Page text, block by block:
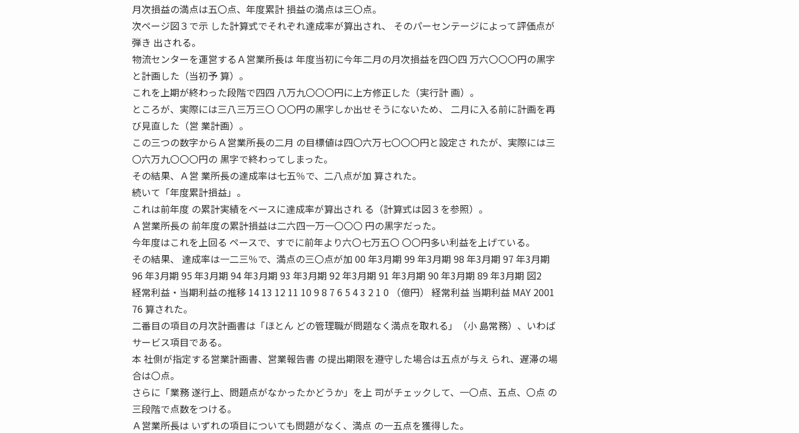
月次損益の満点は五〇点、年度累計 損益の満点は三〇点。
次ページ図３で示 した計算式でそれぞれ達成率が算出され、 そのパーセンテージによって評価点が
弾き 出される。
物流センターを運営するＡ営業所長は 年度当初に今年二月の月次損益を四〇四 万六〇〇〇円の黒字
と計画した（当初予 算）。
これを上期が終わった段階で四四 八万九〇〇〇円に上方修正した（実行計 画）。
ところが、実際には三八三万三〇 〇〇円の黒字しか出せそうにないため、 二月に入る前に計画を再
び見直した（営 業計画）。
この三つの数字からＡ営業所長の二月 の目標値は四〇六万七〇〇〇円と設定さ れたが、実際には三
〇六万九〇〇〇円の 黒字で終わってしまった。
その結果、Ａ営 業所長の達成率は七五％で、二八点が加 算された。
続いて「年度累計損益」。
これは前年度 の累計実績をベースに達成率が算出され る（計算式は図３を参照）。
Ａ営業所長の 前年度の累計損益は二六四一万一〇〇〇 円の黒字だった。
今年度はこれを上回る ペースで、すでに前年より六〇七万五〇 〇〇円多い利益を上げている。
その結果、 達成率は一二三％で、満点の三〇点が加 00 年3月期 99 年3月期 98 年3月期 97 年3月期
96 年3月期 95 年3月期 94 年3月期 93 年3月期 92 年3月期 91 年3月期 90 年3月期 89 年3月期 図2
経常利益・当期利益の推移 14 13 12 11 10 9 8 7 6 5 4 3 2 1 0 （億円） 経常利益 当期利益 MAY 2001
76 算された。
二番目の項目の月次計画書は「ほとん どの管理職が問題なく満点を取れる」（小 島常務）、いわば
サービス項目である。
本 社側が指定する営業計画書、営業報告書 の提出期限を遵守した場合は五点が与え られ、遅滞の場
合は〇点。
さらに「業務 遂行上、問題点がなかったかどうか」を上 司がチェックして、一〇点、五点、〇点 の
三段階で点数をつける。
Ａ営業所長は いずれの項目についても問題がなく、満点 の一五点を獲得した。